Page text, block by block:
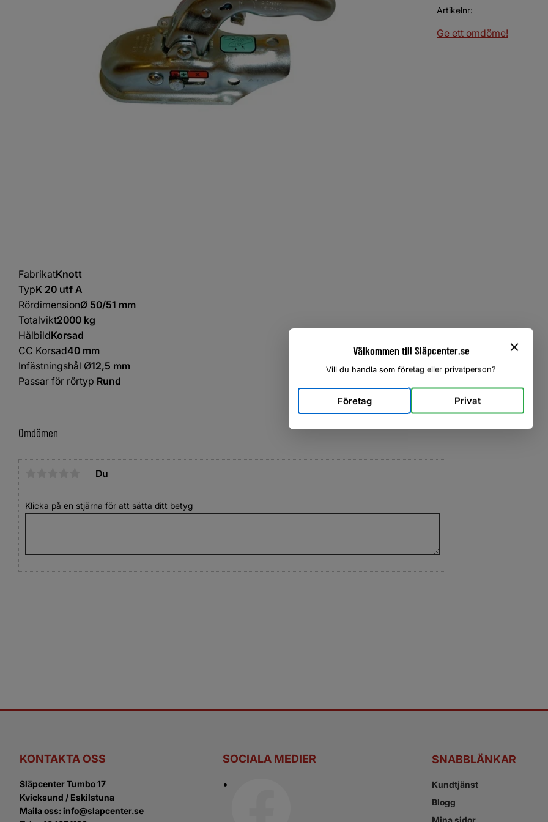
Artikelnr
Ge ett omdöme!
FabrikatKnott
TypK 20 utf A
RördimensionØ 50/51 mm
Totalvikt2000 kg
HålbildKorsad
CC Korsad40 mm
Infästningshål Ø12,5 mm
Passar för rörtyp Rund
Omdömen
Du
Klicka på en stjärna för att sätta ditt betyg
KONTAKTA OSS
Släpcenter Tumbo 17
Kvicksund / Eskilstuna
Maila oss: info@slapcenter.se
SOCIALA MEDIER SNABBLÄNKAR
Kundtjänst
Blogg
Mina sidor
Välkommen till Släpcenter.se
Vill du handla som företag eller privatperson?
Företag Privat